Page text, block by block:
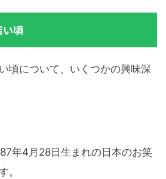
い頃
頃について、いくつかの興味深
年4月28日生まれの日本のお笑
。